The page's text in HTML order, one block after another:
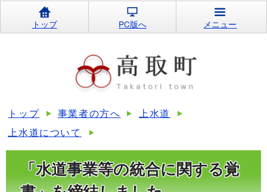
トップ PC版へ メニュー
トップ 事業者の方へ
上水道
上水道について
「水道事業等の統合に関する覚